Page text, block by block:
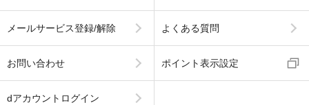
メールサービス登録/解除 よくある質問
お問い合わせ ポイント表示設定
dアカウントログイン